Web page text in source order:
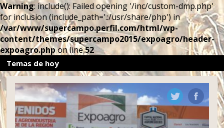
Warning: include(): Failed opening '/inc/custom-dmp.php'
for inclusion (include_path='.:/usr/share/php') in
/var/www/supercampo.perfil.com/html/wp-
content/themes/supercampo2015/expoagro/header-
expoagro.phpon line52
Temas de hoy